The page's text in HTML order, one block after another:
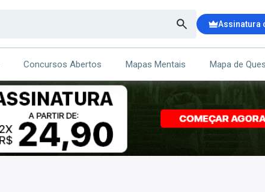
Assinatura
CARRINHO DE
ITENS (00)
Ops!
Seu carrinho
Concursos Abertos Mapas Mentais Mapa de